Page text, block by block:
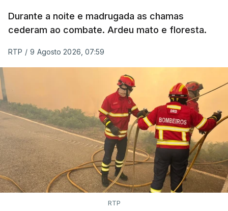
ESTE CONTEÚDO ESTÁ NESTE
MOMENTO INDISPONÍVEL
As autoridades canadianas estimam que vai levar
dias ou semanas para controlar o fogo. Mais de
dois mil operacionais estão no terreno no combate
às chamas.
Durante a noite e madrugada as chamas
cederam ao combate. Ardeu mato e floresta.
RTP / 9 Agosto 2026, 07:59
RTP